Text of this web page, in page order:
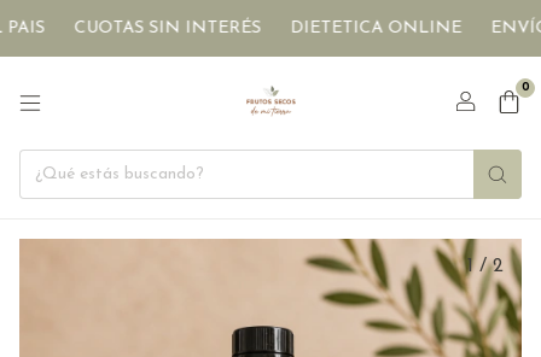
CUOTAS SIN INTERÉS DIETETICA ONLINE ENVÍOS A
0
1/2